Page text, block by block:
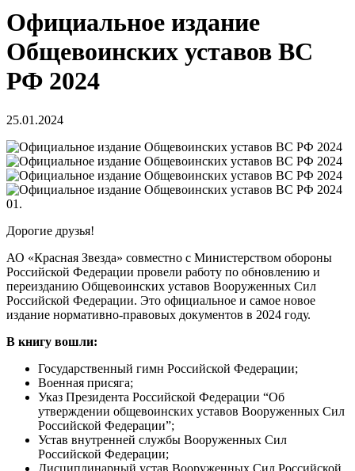
Официальное издание
Общевоинских уставов ВС
РФ 2024
25.01.2024
01.
Дорогие друзья!
АО «Красная Звезда» совместно с Министерством обороны
Российской Федерации провели работу по обновлению и
переизданию Общевоинских уставов Вооруженных Сил
Российской Федерации. Это официальное и самое новое
издание нормативно-правовых документов в 2024 году.
В книгу вошли:
Государственный гимн Российской Федерации;
Военная присяга;
Указ Президента Российской Федерации “Об
утверждении общевоинских уставов Вооруженных Сил
Российской Федерации”;
Устав внутренней службы Вооруженных Сил
Российской Федерации;
Дисциплинарный устав Вооруженных Сил Российской